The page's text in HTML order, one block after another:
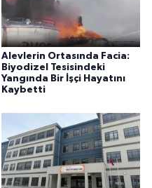
Alevlerin Ortasında Facia:
Biyodizel Tesisindeki
Yangında Bir İşçi Hayatını
Kaybetti